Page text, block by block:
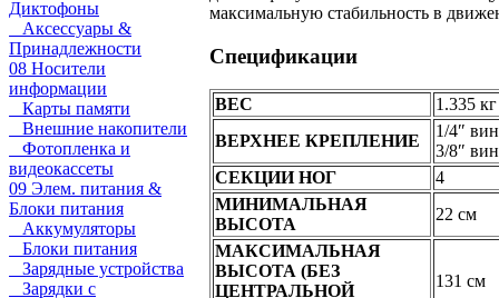
Диктофоны
Аксессуары &
Принадлежности
08 Носители
информации
Карты памяти
Внешние накопители
Фотопленка и
видеокассеты
09 Элем. питания &
Блоки питания
Аккумуляторы
Блоки питания
Зарядные устройства
Зарядки с
максимальную стабильность в
Спецификации
ВЕС
1.335 кг
ВЕРХНЕЕ КРЕПЛЕНИЕ
1/4″
3/8″
СЕКЦИИ НОГ
4
МИНИМАЛЬНАЯ
ВЫСОТА
22 см
МАКСИМАЛЬНАЯ
ВЫСОТА (БЕЗ
ЦЕНТРАЛЬНОЙ
131 см